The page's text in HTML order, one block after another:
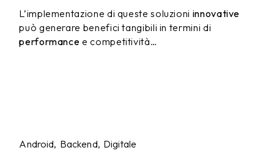
L’implementazione di queste soluzioni innovative
può generare benefici tangibili in termini di
performance e competitività…
Android Backend Digitale